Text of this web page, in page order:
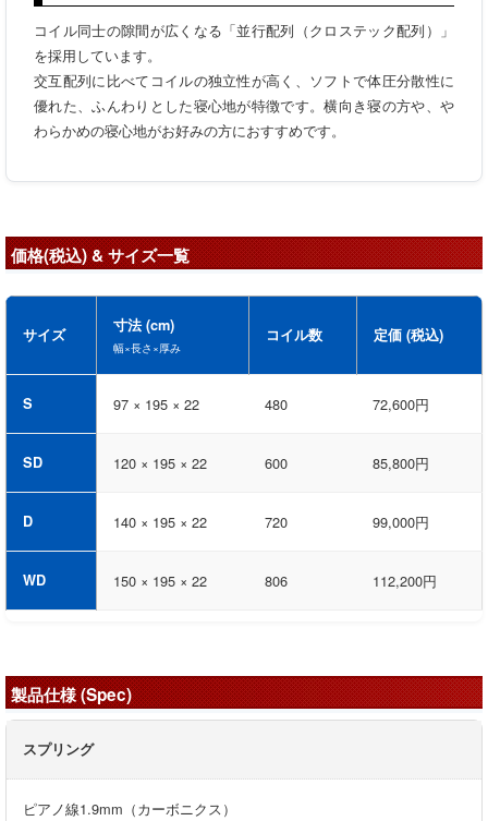
コイル同士の隙間が広くなる「並行配列（クロステック配列）」
を採用しています。
交互配列に比べてコイルの独立性が高く、ソフトで体圧分散性に
優れた、ふんわりとした寝心地が特徴です。横向き寝の方や、や
わらかめの寝心地がお好みの方におすすめです。
価格(税込) & サイズ一覧
サイズ 寸法 (cm)
幅×長さ×厚み
コイル数 定価 (税込)
S 97 × 195 × 22 480 72,600円
SD 120 × 195 × 22 600 85,800円
D 140 × 195 × 22 720 99,000円
WD 150 × 195 × 22 806 112,200円
製品仕様 (Spec)
スプリング
ピアノ線1.9mm（カーボニクス）